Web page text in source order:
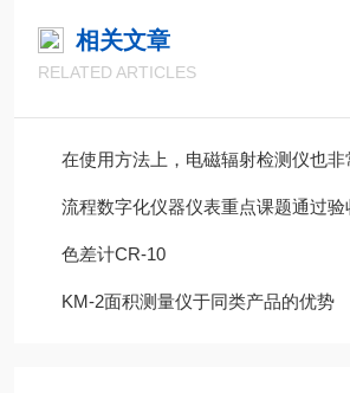
相关文章
RELATED ARTICLES
在使用方法上，电磁辐射检测仪也非
流程数字化仪器仪表重点课题通过验
色差计CR-10
KM-2面积测量仪于同类产品的优势